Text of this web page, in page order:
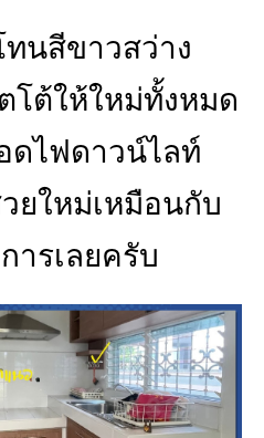
นสีขาวสว่าง
โต้ให้ใหม่ทั้งหมด
ดไฟดาวน์ไลท์
ยใหม่เหมือนกับ
ารเลยครับ